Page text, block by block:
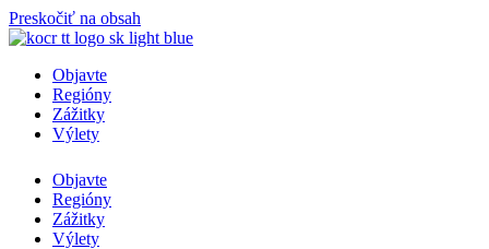
Preskočiť na obsah
Objavte
Regióny
Zážitky
Výlety
Objavte
Regióny
Zážitky
Výlety